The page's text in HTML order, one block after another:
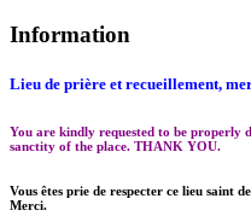
Information
Lieu de prière et recueillement,
You are kindly requested to be properly
sanctity of the place. THANK YOU.
Vous êtes prie de respecter ce lieu saint
Merci.